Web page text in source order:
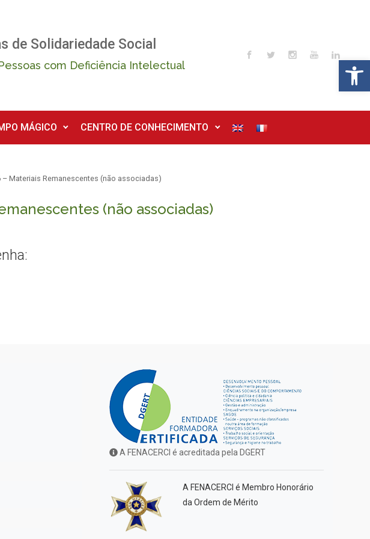
de Solidariedade Social
com Deficiência Intelectual
MÁGICO CENTRO DE CONHECIMENTO
Materiais Remanescentes (não associadas)
(não associadas)
A FENACERCI é acreditada pela DGERT
A FENACERCI é Membro Honorário
da Ordem de Mérito